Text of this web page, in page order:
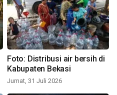
Foto: Distribusi air bersih di
Kabupaten Bekasi
Jumat, 31 Juli 2026